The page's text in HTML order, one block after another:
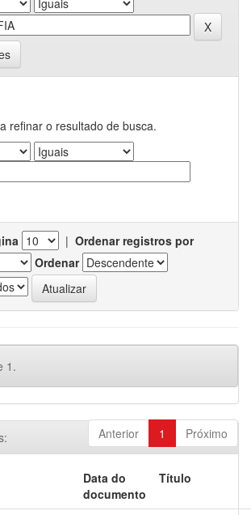
refinar o resultado de busca.
| Ordenar registros por
Ordenar
1.
Anterior 1 Próximo
Data do
documento
Título